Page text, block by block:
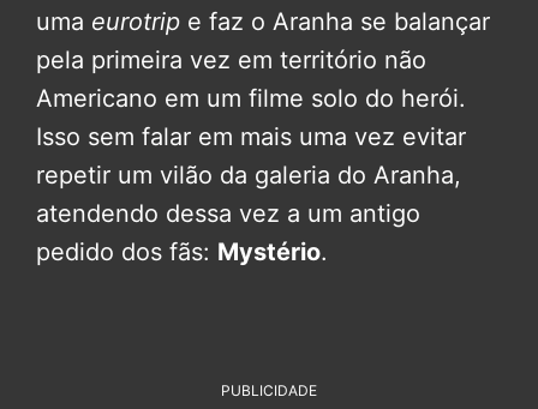
uma eurotrip e faz o Aranha se balançar
pela primeira vez em território não
Americano em um filme solo do herói.
Isso sem falar em mais uma vez evitar
repetir um vilão da galeria do Aranha,
atendendo dessa vez a um antigo
pedido dos fãs: Mystério.
PUBLICIDADE